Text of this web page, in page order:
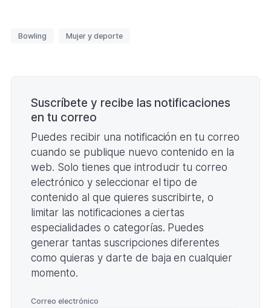
Etiquetas
Bowling Mujer y deporte
Suscríbete y recibe las notificaciones
en tu correo
Puedes recibir una notificación en tu correo
cuando se publique nuevo contenido en la
web. Solo tienes que introducir tu correo
electrónico y seleccionar el tipo de
contenido al que quieres suscribirte, o
limitar las notificaciones a ciertas
especialidades o categorías. Puedes
generar tantas suscripciones diferentes
como quieras y darte de baja en cualquier
momento.
Correo electrónico